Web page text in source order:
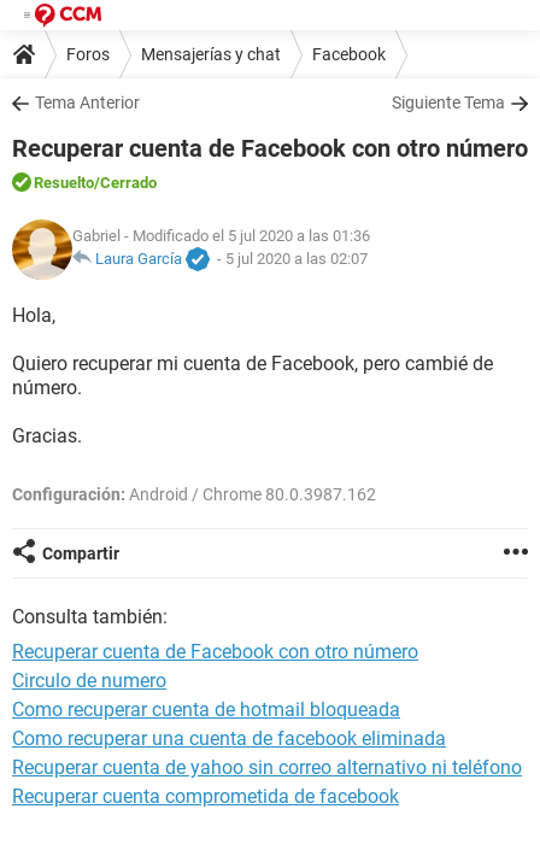
Foros Mensajerías y chat Facebook
Tema Anterior Siguiente Tema
Recuperar cuenta de Facebook con otro número
Resuelto/Cerrado
Gabriel - Modificado el 5 jul 2020 a las 01:36
Laura García
- 5 jul 2020 a las 02:07
Hola,
Quiero recuperar mi cuenta de Facebook, pero cambié de
número.
Gracias.
Configuración: Android / Chrome 80.0.3987.162
Compartir
Consulta también:
Recuperar cuenta de Facebook con otro número
Circulo de numero
Como recuperar cuenta de hotmail bloqueada
Como recuperar una cuenta de facebook eliminada
Recuperar cuenta de yahoo sin correo alternativo ni teléfono
Recuperar cuenta comprometida de facebook